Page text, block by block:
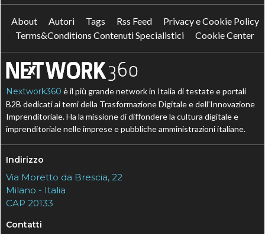
About Autori Tags Rss Feed
Privacy e Cookie Policy
Terms&Conditions Contenuti Specialistici
Cookie Center
Nextwork360 è il più grande network in Italia di testate e portali
B2B dedicati ai temi della Trasformazione Digitale e dell’Innovazione
Imprenditoriale. Ha la missione di diffondere la cultura digitale e
imprenditoriale nelle imprese e pubbliche amministrazioni italiane.
Indirizzo
Via Moretto da Brescia, 22
Milano - Italia
CAP 20133
Contatti